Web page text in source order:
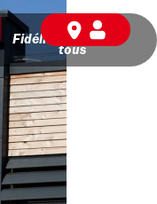
Fidélité
BD pour
tous